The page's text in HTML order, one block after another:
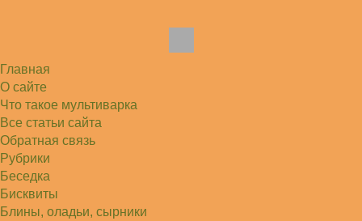
и сырую курочку, и…
Света
Советую простой рецепт как готовили наши
бабушки, на 5 минут…
Главная
О сайте
Что такое мультиварка
Все статьи сайта
Обратная связь
Рубрики
Беседка
Бисквиты
Блины, оладьи, сырники